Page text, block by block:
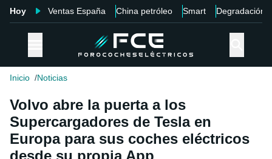
Hoy Ventas España China petróleo Smart Degradación
Inicio Noticias
Volvo abre la puerta a los
Supercargadores de Tesla en
Europa para sus coches eléctricos